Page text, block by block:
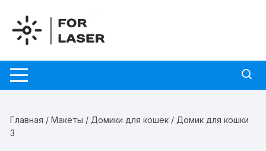
содержимому
Главная /Макеты / Домики для кошек / Домик для кошки
3